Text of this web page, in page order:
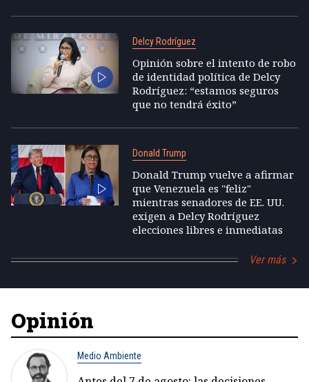
Delcy Rodríguez
Opinión sobre el intento de robo
de identidad política de Delcy
Rodríguez: “estamos seguros
que no tendrá éxito”
Donald Trump
Donald Trump vuelve a afirmar
que Venezuela es "feliz"
mientras senadores de EE. UU.
exigen a Delcy Rodríguez
elecciones libres e inmediatas
Ver más
Opinión
Medio Ambiente